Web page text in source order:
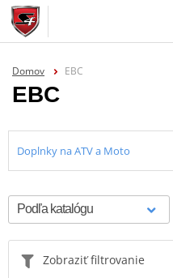
Domov EBC
EBC
Doplnky na ATV a Moto
Zobraziť filtrovanie